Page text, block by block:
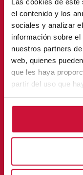
el contenido y los
sociales y analizar
información sobre
nuestros partners
web, quienes
que les haya
partir del uso que